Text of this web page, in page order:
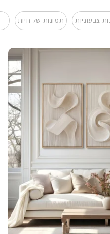
צבעוניות תמונות של חיות